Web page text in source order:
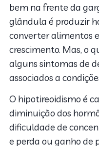
bem na frente da
glândula é produzir
converter alimentos
crescimento. Mas, o
alguns sintomas de
associados a
O hipotireoidismo é
diminuição dos
dificuldade de
e perda ou ganho de